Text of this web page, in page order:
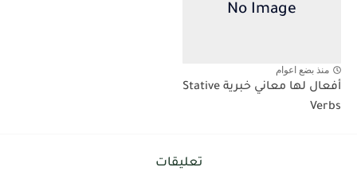
منذ بضع اعوام
أفعال لها معاني خبرية Stative
Verbs
تعليقات